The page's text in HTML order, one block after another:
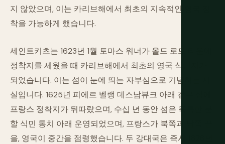
지 않았으며, 이는 카리브해에서 최초의 지속적인 영국 정
착을 가능하게 했습니다.
세인트키츠는 1623년 1월 토마스 워너가 올드 로드 타운에
정착지를 세웠을 때 카리브해에서 최초의 영국 식민지가
되었습니다. 이는 섬이 눈에 띄는 자부심으로 기념하는 사
실입니다. 1625년 피에르 벨랭 데스남뷰크 아래 같은 섬에
프랑스 정착지가 뒤따랐으며, 수십 년 동안 섬은 독특한 분
할 식민 통치 아래 운영되었으며, 프랑스가 북쪽과 남쪽 끝
을, 영국이 중간을 점령했습니다. 두 강대국은 즉시 1626년